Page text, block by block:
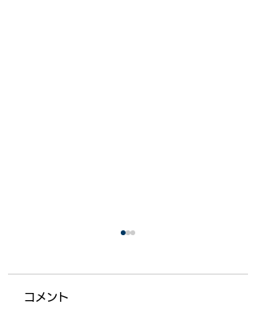
コメント